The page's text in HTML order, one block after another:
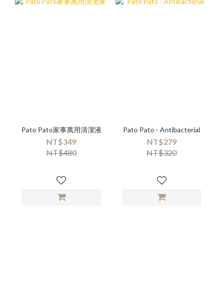
Pato Pato家事萬用清潔液
NT$349
NT$480
Pato Pato - Antibacterial
NT$279
NT$320